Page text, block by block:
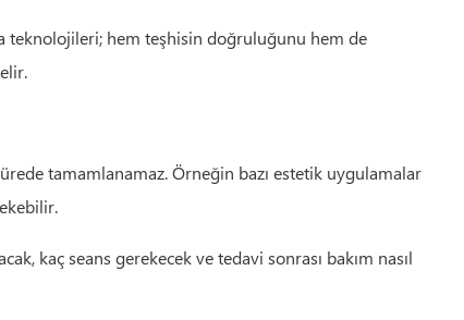
teknolojileri; hem teşhisin doğruluğunu hem de
tamamlanamaz. Örneğin bazı estetik uygulamalar
kaç seans gerekecek ve tedavi sonrası bakım nasıl